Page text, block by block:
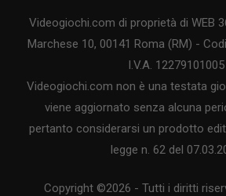
Videogiochi.com di proprietà di WEB
Marchese 10, 00141 Roma (RM) -
I.V.A. 12279101005
Videogiochi.com non è una testata
viene aggiornato senza alcuna
pertanto considerarsi un prodotto
legge n. 62 del
Copyright ©2026 - Tutti i diritti